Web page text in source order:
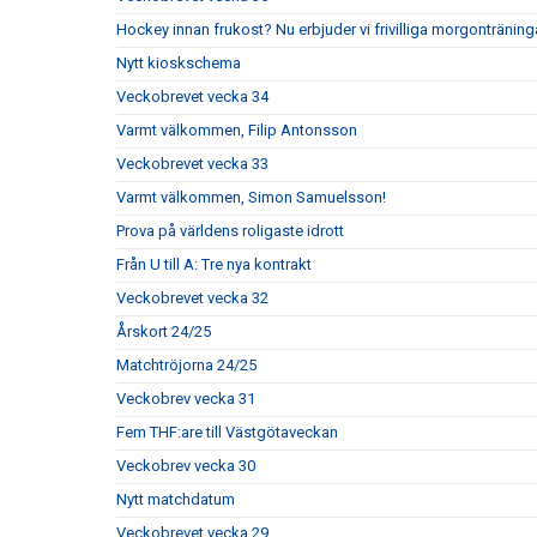
Hockey innan frukost? Nu erbjuder vi frivilliga
Nytt kioskschema
Veckobrevet vecka 34
Varmt välkommen, Filip Antonsson
Veckobrevet vecka 33
Varmt välkommen, Simon Samuelsson!
Prova på världens roligaste idrott
Från U till A: Tre nya kontrakt
Veckobrevet vecka 32
Årskort 24/25
Matchtröjorna 24/25
Veckobrev vecka 31
Fem THF:are till Västgötaveckan
Veckobrev vecka 30
Nytt matchdatum
Veckobrevet vecka 29